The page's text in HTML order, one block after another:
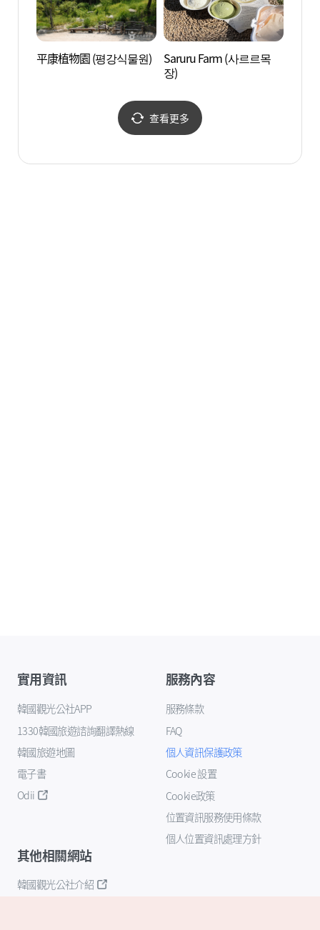
平康植物園 (평강식물원)
Saruru Farm (사르르목
장)
查看更多
實用資訊
韓國觀光公社APP
1330韓國旅遊諮詢翻譯熱線
韓國旅遊地圖
電子書
Odii
服務內容
服務條款
FAQ
個人資訊保護政策
Cookie 設置
Cookie政策
位置資訊服務使用條款
個人位置資訊處理方針
其他相關網站
韓國觀光公社介紹